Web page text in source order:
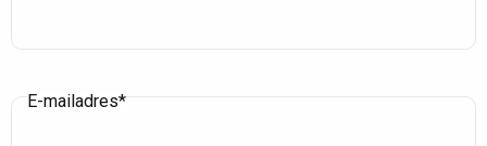
E-mailadres*